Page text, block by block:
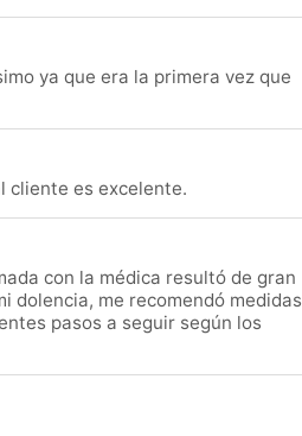
ya que era la primera vez que
cliente es excelente.
con la médica resultó de gran
dolencia, me recomendó medidas
pasos a seguir según los